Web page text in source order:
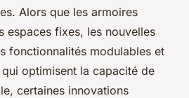
Alors que les armoires
espaces fixes, les nouvelles
fonctionnalités modulables et
optimisent la capacité de
certaines innovations